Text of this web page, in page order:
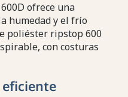
ofrece una
humedad y el frío
poliéster ripstop 600
con costuras